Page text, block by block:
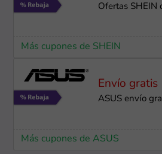
Ofertas SHEIN
Más cupones de SHEIN
Envío gratis
ASUS envío
Más cupones de ASUS